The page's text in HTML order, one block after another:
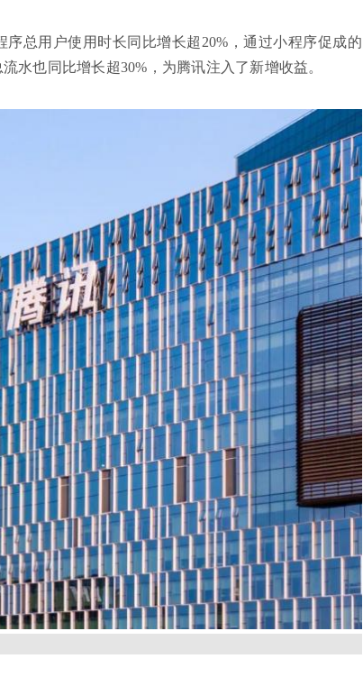
总用户使用时长同比增长超20%，通过小程序促成的
水也同比增长超30%，为腾讯注入了新增收益。